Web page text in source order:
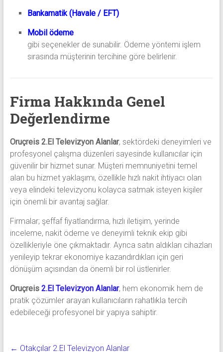
Bankamatik (Havale / EFT)
Mobil ödeme
gibi seçenekler de sunabilir. Ödeme yöntemi işlem
sırasında müşterinin tercihine göre belirlenir.
Firma Hakkında Genel
Değerlendirme
Oruçreis 2.El Televizyon Alanlar, sektördeki deneyimleri ve
profesyonel çalışma düzenleri sayesinde kullanıcılar için
güvenilir bir hizmet sunar. Müşteri memnuniyetini temel
alan bu hizmet yaklaşımı, özellikle hızlı nakit ihtiyacı olan
veya elindeki televizyonu kolayca satmak isteyen kişiler
için önemli bir avantaj sağlar.
Firmalar; şeffaf fiyatlandırma, hızlı iletişim, yerinde
inceleme, nakit ödeme ve deneyimli teknik ekip gibi
özellikleriyle öne çıkmaktadır. Ayrıca satın aldıkları cihazları
yenileyip tekrar ekonomiye kazandırdıkları için geri
dönüşüm açısından da önemli bir rol üstlenirler.
Oruçreis 2.El Televizyon Alanlar, hem ekonomik hem de
pratik çözümler arayan kullanıcıların rahatlıkla tercih
edebileceği profesyonel bir yapıya sahiptir.
← Otakçılar 2.El Televizyon Alanlar